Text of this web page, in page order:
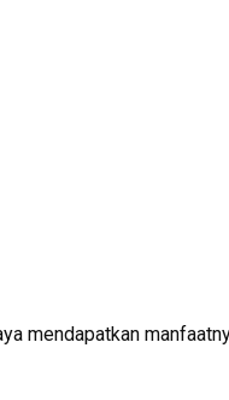
mendapatkan